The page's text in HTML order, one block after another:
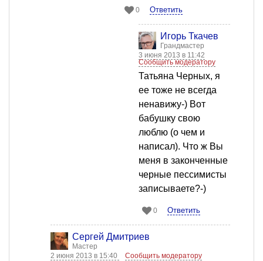
0 Ответить
Игорь Ткачев
Грандмастер
3 июня 2013 в 11:42
Сообщить модератору
Татьяна Черных, я
ее тоже не всегда
ненавижу-) Вот
бабушку свою
люблю (о чем и
написал). Что ж Вы
меня в законченные
черные пессимисты
записываете?-)
0 Ответить
Сергей Дмитриев
Мастер
2 июня 2013 в 15:40
Сообщить модератору